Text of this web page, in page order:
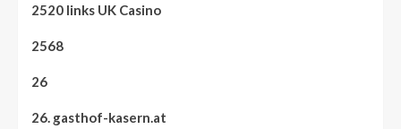
2520 links UK Casino
2568
26
26. gasthof-kasern.at